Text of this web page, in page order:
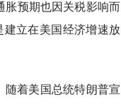
胀预期也因关税影响而
建立在美国经济增速放
随着美国总统特朗普宣